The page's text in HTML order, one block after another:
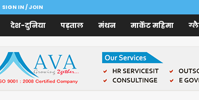
SIGN IN / JOIN
देश-दुनिया पड़ताल मंथन मार्केट महिमा